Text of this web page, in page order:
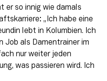
er so innig wie damals
„Ich habe eine
lebt in Kolumbien. Ich
Job als Damentrainer im
nur weiter jeden
was passieren wird. Ich